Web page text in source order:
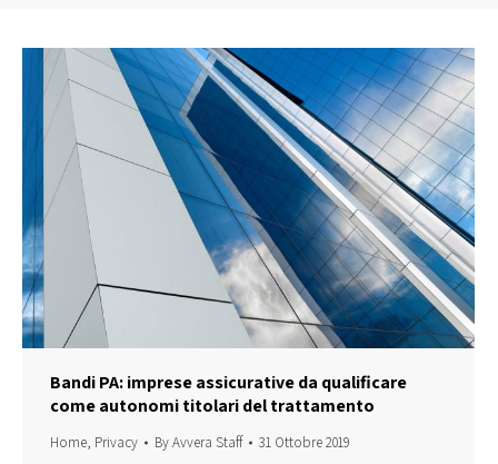
Bandi PA: imprese assicurative da qualificare
come autonomi titolari del trattamento
Home, Privacy ByAvvera Staff 31 Ottobre 2019